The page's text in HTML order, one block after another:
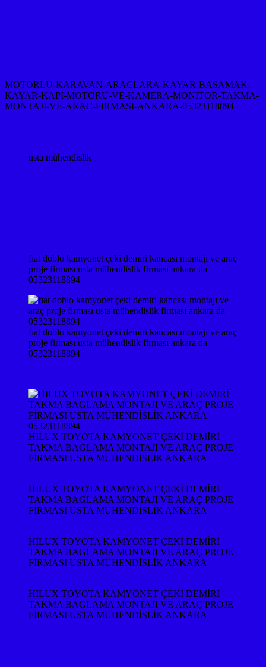
MOTORLU-KARAVAN-ARACLARA-KAYAR-BASAMAK-
KAYAR-KAPI-MOTORU-VE-KAMERA-MONITOR-TAKMA-
MONTAJI-VE-ARAC-FIRMASI-ANKARA-05323118894
usta mühendislik
fıat doblo kamyonet çeki demiri kancası montajı ve araç
proje firması usta mühendislik firması ankara da
05323118894
fıat doblo kamyonet çeki demiri kancası montajı ve araç
proje firması usta mühendislik firması ankara da
05323118894
HILUX TOYOTA KAMYONET ÇEKİ DEMİRİ
TAKMA BAGLAMA MONTAJI VE ARAÇ PROJE
FİRMASI USTA MÜHENDİSLİK ANKARA
HILUX TOYOTA KAMYONET ÇEKİ DEMİRİ
TAKMA BAGLAMA MONTAJI VE ARAÇ PROJE
FİRMASI USTA MÜHENDİSLİK ANKARA
HILUX TOYOTA KAMYONET ÇEKİ DEMİRİ
TAKMA BAGLAMA MONTAJI VE ARAÇ PROJE
FİRMASI USTA MÜHENDİSLİK ANKARA
HILUX TOYOTA KAMYONET ÇEKİ DEMİRİ
TAKMA BAGLAMA MONTAJI VE ARAÇ PROJE
FİRMASI USTA MÜHENDİSLİK ANKARA